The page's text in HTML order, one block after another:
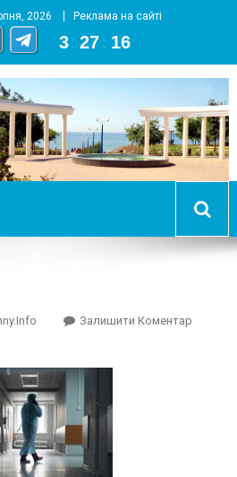
2026 Реклама на сайті
3 : 27 : 17
города Южный
Залишити КоментарOn